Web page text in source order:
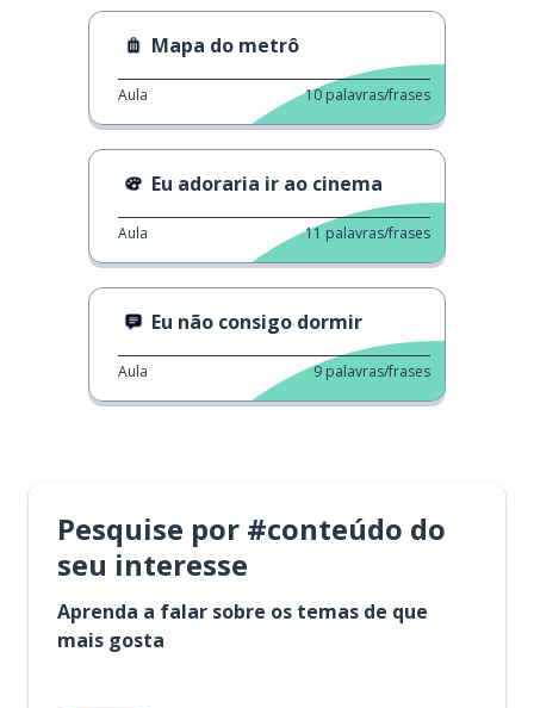
Mapa do metrô
Aula 10 palavras/frases
Eu adoraria ir ao cinema
Aula 11 palavras/frases
Eu não consigo dormir
Aula 9 palavras/frases
Pesquise por #conteúdo do
seu interesse
Aprenda a falar sobre os temas de que
mais gosta